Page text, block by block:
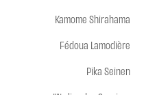
Kamome Shirahama
Fédoua Lamodière
Pika Seinen